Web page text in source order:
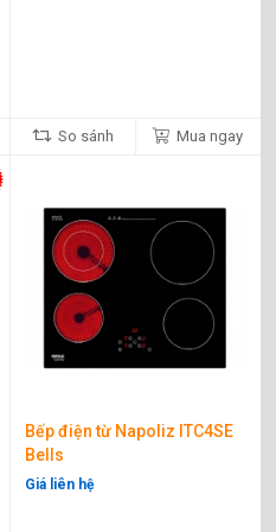
So sánh Mua ngay
Bếp điện từ Napoliz ITC4SE
Bells
Giá liên hệ